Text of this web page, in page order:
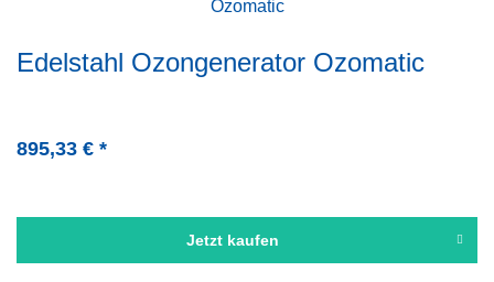
Edelstahl Ozongenerator Ozomatic
895,33 € *
Jetzt kaufen